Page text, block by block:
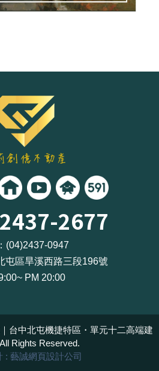
2677
(04)2437-0947
屯區旱溪西路三段196號
PM 20:00
台中北屯機捷特區・單元十二高端建
All Rights Reserved.
: 藝誠網頁設計公司